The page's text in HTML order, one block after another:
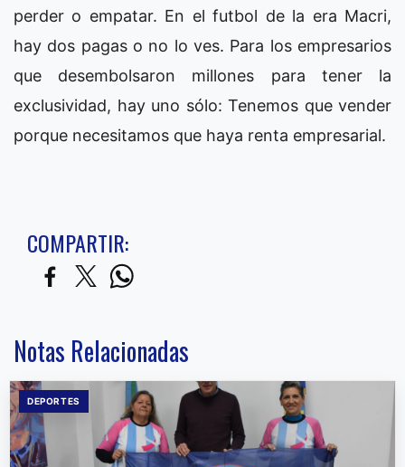
perder o empatar. En el futbol de la era Macri,
hay dos pagas o no lo ves. Para los empresarios
que desembolsaron millones para tener la
exclusividad, hay uno sólo: Tenemos que vender
porque necesitamos que haya renta empresarial.
COMPARTIR:
Notas Relacionadas
DEPORTES